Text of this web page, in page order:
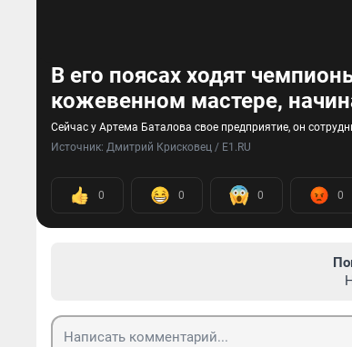
В его поясах ходят
кожевенном мастере,
Сейчас у Артема Баталова свое предприятие, он
Источник: Дмитрий Крисковец / E1.RU
0 0 0 0